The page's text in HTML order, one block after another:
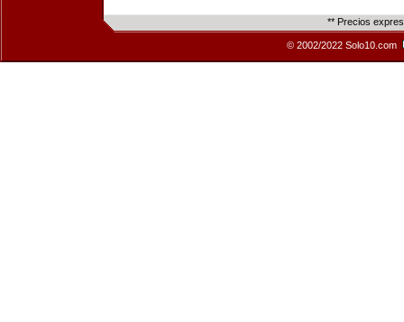
** Precios
© 2002/2022 Solo10.com